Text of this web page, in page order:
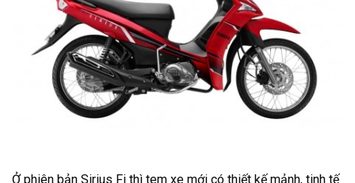
Ở phiên bản Sirius Fi thì tem xe mới có thiết kế mảnh, tinh tế